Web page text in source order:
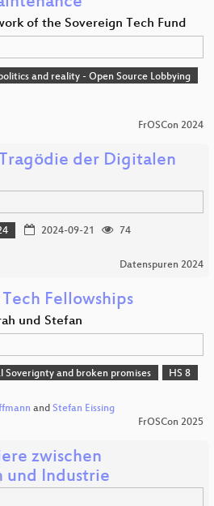
of the Sovereign Tech Fund
and reality - Open Source Lobbying
FrOSCon 2024
der Digitalen
2024-09-21
74
Datenspuren 2024
Fellowships
und Stefan
Soverignty and broken promises
HS 8
and Stefan Eissing
FrOSCon 2025
zwischen
und Industrie